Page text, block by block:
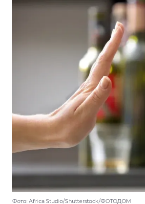
Фото: Africa Studio/Shutterstock/ФОТОДОМ